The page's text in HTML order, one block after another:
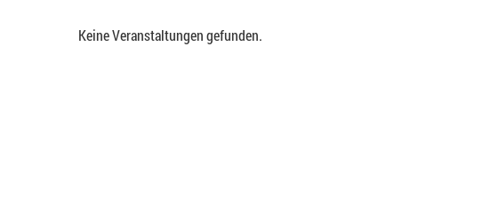
Keine Veranstaltungen gefunden.